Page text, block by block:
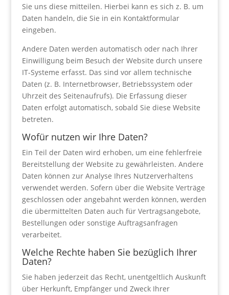
Sie uns diese mitteilen. Hierbei kann es sich z. B. um
Daten handeln, die Sie in ein Kontaktformular
eingeben.
Andere Daten werden automatisch oder nach Ihrer
Einwilligung beim Besuch der Website durch unsere
IT-Systeme erfasst. Das sind vor allem technische
Daten (z. B. Internetbrowser, Betriebssystem oder
Uhrzeit des Seitenaufrufs). Die Erfassung dieser
Daten erfolgt automatisch, sobald Sie diese Website
betreten.
Wofür nutzen wir Ihre Daten?
Ein Teil der Daten wird erhoben, um eine fehlerfreie
Bereitstellung der Website zu gewährleisten. Andere
Daten können zur Analyse Ihres Nutzerverhaltens
verwendet werden. Sofern über die Website Verträge
geschlossen oder angebahnt werden können, werden
die übermittelten Daten auch für Vertragsangebote,
Bestellungen oder sonstige Auftragsanfragen
verarbeitet.
Welche Rechte haben Sie bezüglich Ihrer
Daten?
Sie haben jederzeit das Recht, unentgeltlich Auskunft
über Herkunft, Empfänger und Zweck Ihrer